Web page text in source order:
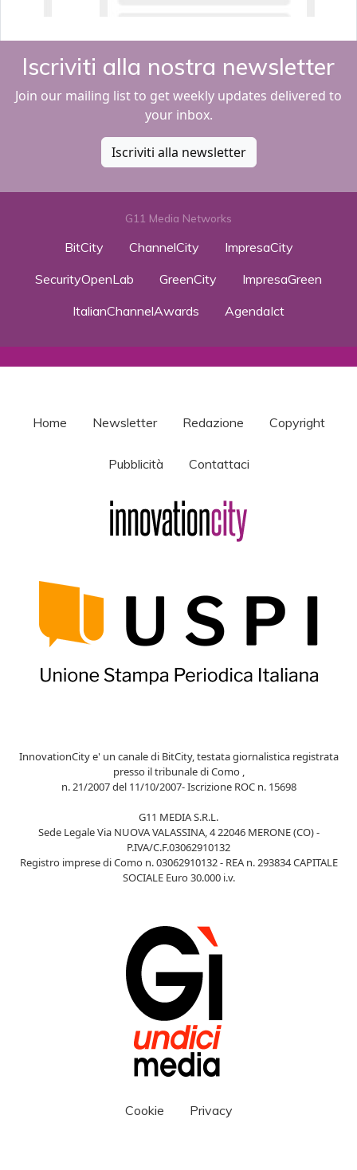
Iscriviti alla nostra newsletter
Join our mailing list to get weekly updates delivered to
your inbox.
Iscriviti alla newsletter
G11 Media Networks
BitCity ChannelCity
ImpresaCity
SecurityOpenLab
GreenCity
ImpresaGreen
ItalianChannelAwards
AgendaIct
Home Newsletter Redazione Copyright
Pubblicità Contattaci
InnovationCity e' un canale di BitCity, testata giornalistica registrata
presso il tribunale di Como ,
n. 21/2007 del 11/10/2007- Iscrizione ROC n. 15698
G11 MEDIA S.R.L.
Sede Legale Via NUOVA VALASSINA, 4 22046 MERONE (CO) -
P.IVA/C.F.03062910132
Registro imprese di Como n. 03062910132 - REA n. 293834 CAPITALE
SOCIALE Euro 30.000 i.v.
Cookie Privacy